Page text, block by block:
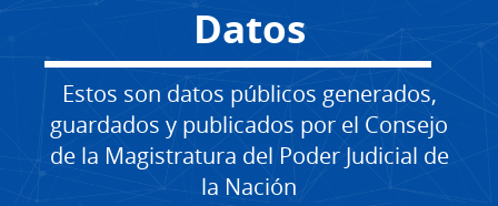
Datos
Estos son datos públicos generados,
guardados y publicados por el Consejo
de la Magistratura del Poder Judicial de
la Nación